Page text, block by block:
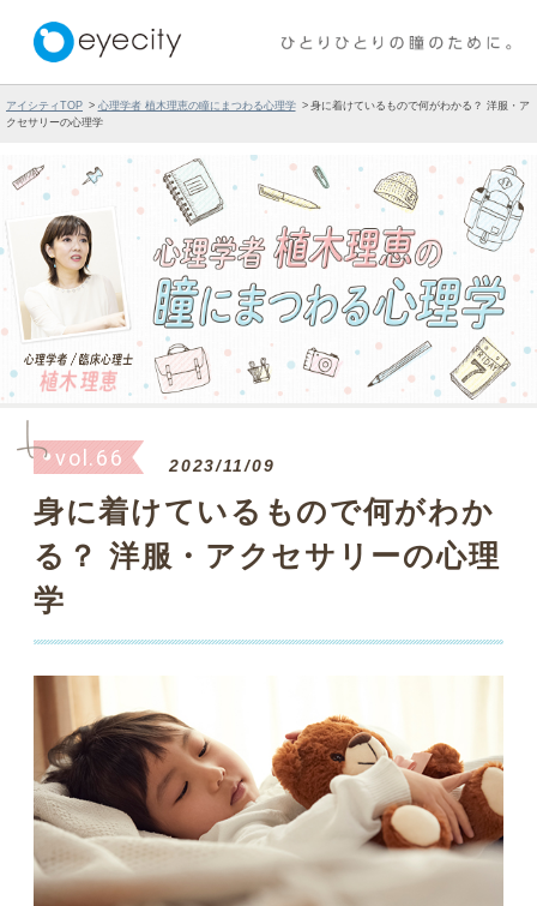
アイシティTOP 心理学者 植木理恵の瞳にまつわる心理学
身に着けているもので何がわかる？ 洋服・ア
クセサリーの心理学
vol.66 2023/11/09
身に着けているもので何がわか
る？ 洋服・アクセサリーの心理
学
人は「モノ」のエネルギーを借り
て、自分を鼓舞する
5歳ぐらいまでの幼い頃、「このパジャマ
じゃないとイヤ！」とこだわりを持った
り、「ぬいぐるみと一緒に保育園に行